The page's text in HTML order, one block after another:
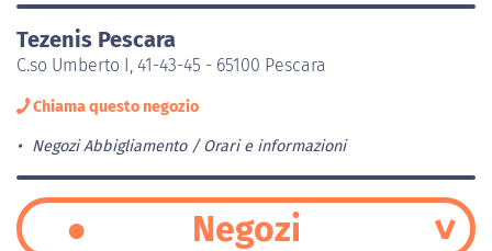
Tezenis Pescara
C.so Umberto I, 41-43-45 - 65100 Pescara
Chiama questo negozio
Negozi Abbigliamento Orari e informazioni
Negozi